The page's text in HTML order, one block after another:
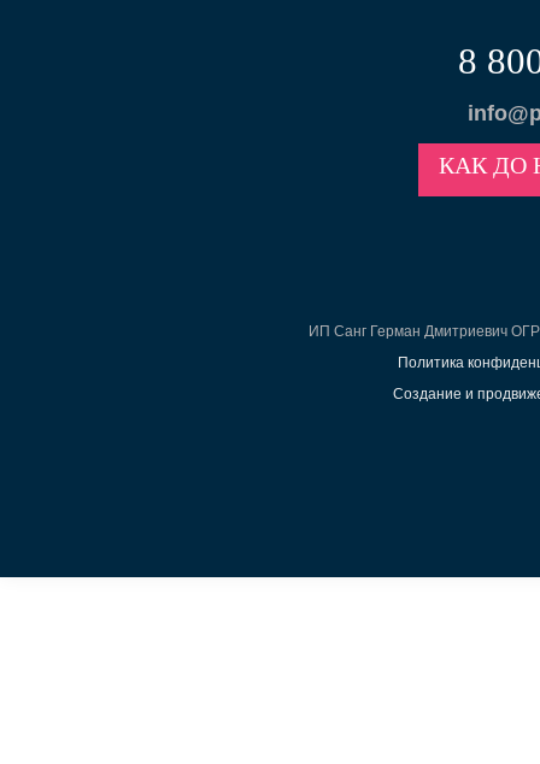
8
КАК ДО
ИП Санг Герман Дмитриевич
Политика
Создание и